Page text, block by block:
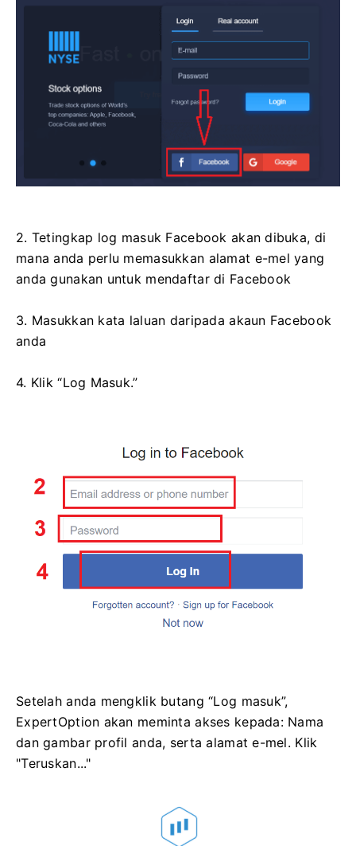
2. Tetingkap log masuk Facebook akan dibuka, di
mana anda perlu memasukkan alamat e-mel yang
anda gunakan untuk mendaftar di Facebook
3. Masukkan kata laluan daripada akaun Facebook
anda
4. Klik “Log Masuk.”
Setelah anda mengklik butang “Log masuk”,
ExpertOption akan meminta akses kepada: Nama
dan gambar profil anda, serta alamat e-mel. Klik
"Teruskan..."